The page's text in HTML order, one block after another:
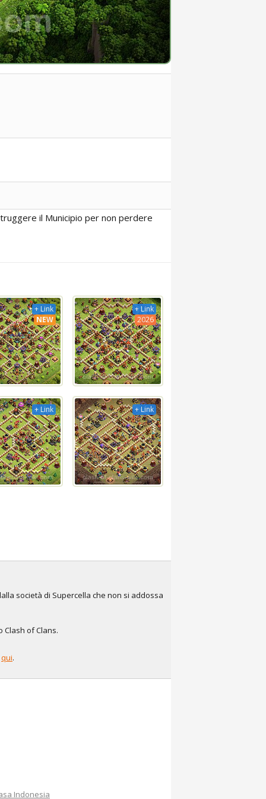
il Municipio per non perdere
+ Link
NEW
+ Link
2026
+ Link + Link
società di Supercella che non si addossa
of Clans.
qui.
Indonesia